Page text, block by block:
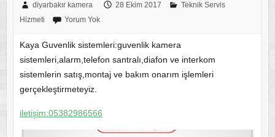
diyarbakır kamera 28 Ekim 2017
Teknik Servis
Hizmeti
Yorum Yok
Kaya Guvenlik sistemleri:guvenlik kamera
sistemleri,alarm,telefon santralı,diafon ve interkom
sistemlerin satış,montaj ve bakım onarım işlemleri
gerçekleştirmeteyiz.
iletişim:05382986566